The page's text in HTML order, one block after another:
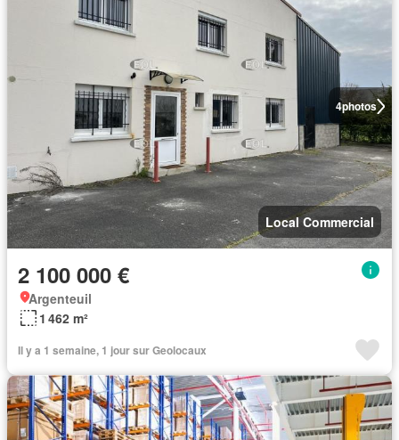
4photos
Local Commercial
2 100 000 €
Argenteuil
1 462 m²
Il y a 1 semaine, 1 jour sur Geolocaux